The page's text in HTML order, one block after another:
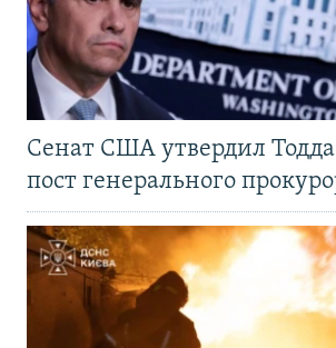
Сенат США утвердил
пост генерального